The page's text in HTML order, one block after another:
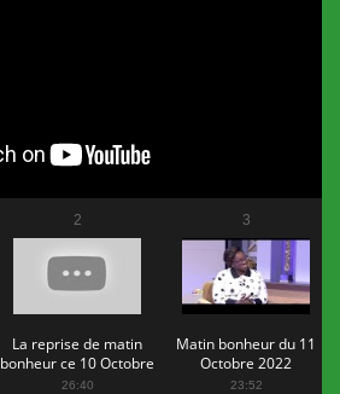
2
La reprise de matin
bonheur ce 10 Octobre
2022
26:40
3
Matin bonheur du 11
Octobre 2022
23:52